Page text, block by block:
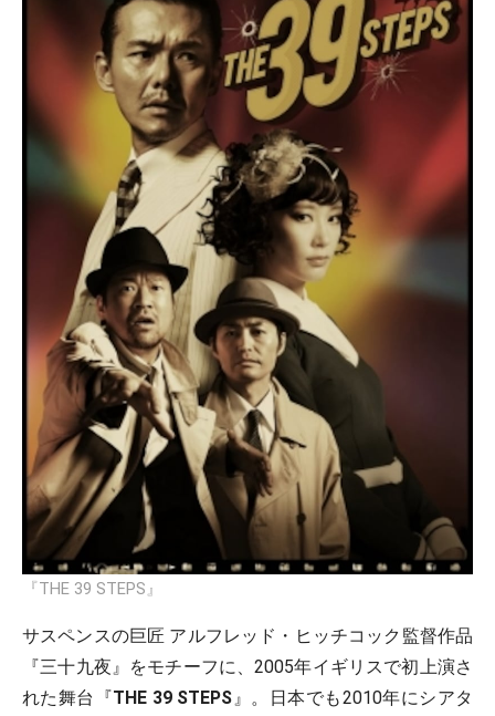
『THE 39 STEPS』
サスペンスの巨匠 アルフレッド・ヒッチコック監督作品
『三十九夜』をモチーフに、2005年イギリスで初上演さ
れた舞台『THE 39 STEPS』。日本でも2010年にシアタ